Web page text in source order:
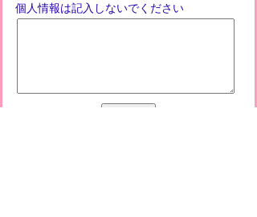
個人情報は記入しないでください